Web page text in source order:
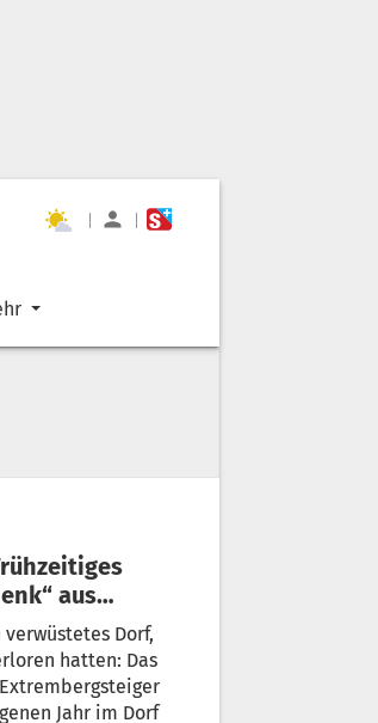
| |
aus
verwüstetes Dorf,
hatten: Das
Jahr im Dorf